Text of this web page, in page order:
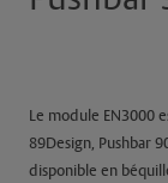
Le module EN3000
89Design, Pushbar
disponible en